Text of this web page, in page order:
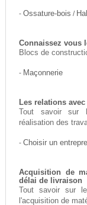
- Ossature-bois /
Connaissez vous
Blocs de
- Maçonnerie
Les relations
Tout savoir sur
réalisation des
- Choisir un
Acquisition de
délai de livraison
Tout savoir sur
l'acquisition de